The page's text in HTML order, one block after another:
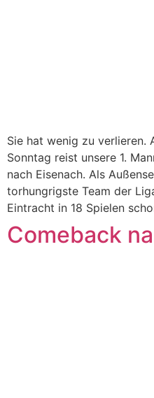
Sie hat wenig zu verlieren.
Sonntag reist unsere 1.
nach Eisenach. Als
torhungrigste Team der
Eintracht in 18 Spielen
Comeback